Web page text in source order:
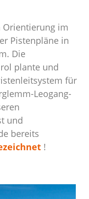
Orientierung im
Pistenpläne in
Die
plante und
für
Leogang-
und
bereits
!